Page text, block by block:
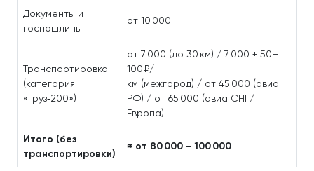
Документы и
госпошлины
от 10 000
Транспортировка
(категория
«Груз‑200»)
от 7 000 (до 30 км) / 7 000 + 50–
100 ₽/
км (межгород) / от 45 000 (авиа
РФ) / от 65 000 (авиа СНГ/
Европа)
Итого (без
транспортировки)
≈ от 80 000 – 100 000